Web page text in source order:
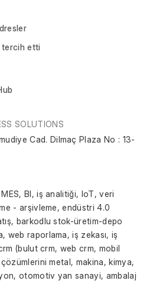
tercih etti
SOLUTIONS
Cad. Dilmaç Plaza No : 13-
BI, iş analitiği, IoT, veri
- arşivleme, endüstri 4.0
barkodlu stok-üretim-depo
web raporlama, iş zekası, iş
(bulut crm, web crm, mobil
metal, makina, kimya,
otomotiv yan sanayi, ambalaj